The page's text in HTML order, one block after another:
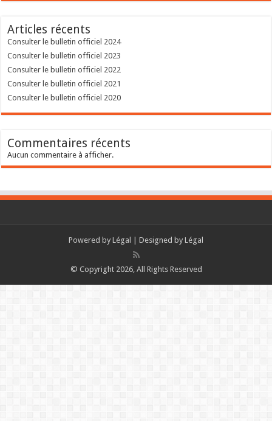
Articles récents
Consulter le bulletin officiel 2024
Consulter le bulletin officiel 2023
Consulter le bulletin officiel 2022
Consulter le bulletin officiel 2021
Consulter le bulletin officiel 2020
Commentaires récents
Aucun commentaire à afficher.
Powered by Légal | Designed by Légal
© Copyright 2026, All Rights Reserved